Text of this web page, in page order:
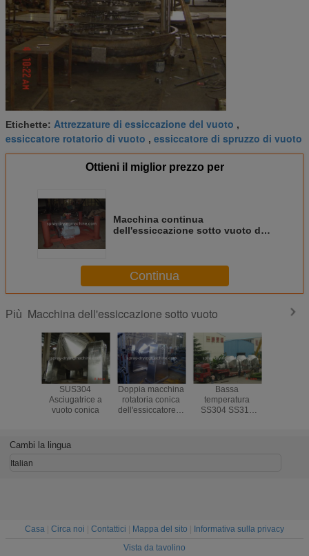
Etichette: Attrezzature di essiccazione del vuoto ,
essiccatore rotatorio di vuoto , essiccatore di spruzzo di vuoto
Ottieni il miglior prezzo per
Macchina continua
dell'essiccazione sotto vuoto del
Continua
Più Macchina dell'essiccazione sotto vuoto
SUS304
Asciugatrice a
vuoto conica
Doppia macchina
rotatoria conica
dell'essiccatore di
Bassa
temperatura
SS304 SS316
Cambi la lingua
Italian
Casa Circa noi Contattici Mappa del sito
Informativa sulla privacy
Vista da tavolino